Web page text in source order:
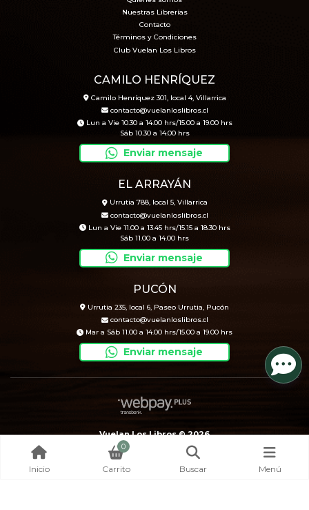
Nuestras Librerías
Contacto
Términos y Condiciones
Club Vuelan Los Libros
CAMILO HENRÍQUEZ
Camilo Henríquez 301, local 4, Villarrica
contacto@vuelanloslibros.cl
Lun a Vie 10.30 a 14.00 hrs/15.00 a 19.00 hrs
Sáb 10.30 a 14.00 hrs
Enviar mensaje
EL ARRAYÁN
Urrutia 788, local 5, Villarrica
contacto@vuelanloslibros.cl
Lun a Vie 11.00 a 13.45 hrs/15.15 a 18.30 hrs
Sáb 11.00 a 14.00 hrs
Enviar mensaje
PUCÓN
Urrutia 235, local 6, Paseo Urrutia, Pucón
contacto@vuelanloslibros.cl
Mar a Sáb 11.00 a 14.00 hrs/15.00 a 19.00 hrs
Enviar mensaje
Vuelan Los Libros © 2026
Creado por
Bsale
Inicio
0
Carrito Buscar Menú